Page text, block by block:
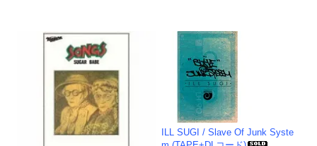
ILL SUGI / Slave Of Junk Syste